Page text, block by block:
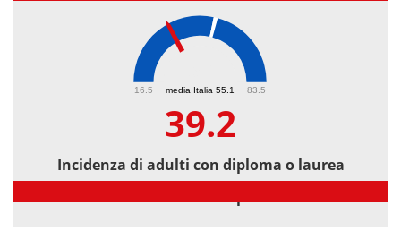
media Italia 55.1
16.5 83.5
39.2
Incidenza di adulti con diploma o laurea